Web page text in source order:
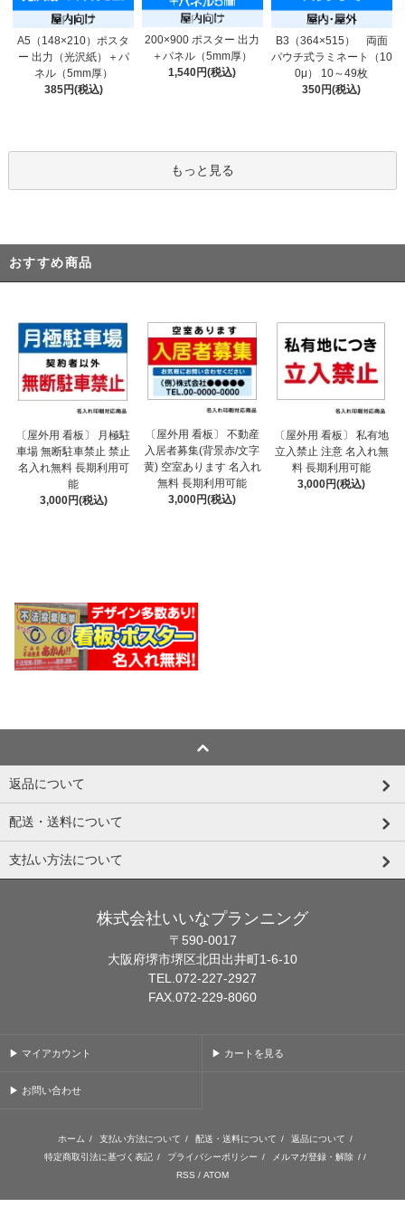
A5（148×210）ポスタ
ー 出力（光沢紙）＋パ
ネル（5mm厚）
385円(税込)
200×900 ポスター 出力
＋パネル（5mm厚）
1,540円(税込)
B3（364×515） 両面
パウチ式ラミネート（10
0μ） 10～49枚
350円(税込)
もっと見る
おすすめ商品
〔屋外用 看板〕 月極駐
車場 無断駐車禁止 禁止
名入れ無料 長期利用可
能
3,000円(税込)
〔屋外用 看板〕 不動産
入居者募集(背景赤/文字
黄) 空室あります 名入れ
無料 長期利用可能
3,000円(税込)
〔屋外用 看板〕 私有地
立入禁止 注意 名入れ無
料 長期利用可能
3,000円(税込)
返品について
配送・送料について
支払い方法について
株式会社いいなプランニング
〒590-0017
大阪府堺市堺区北田出井町1-6-10
TEL.072-227-2927
FAX.072-229-8060
▶ マイアカウント ▶ カートを見る
▶ お問い合わせ
ホーム / 支払い方法について / 配送・送料について / 返品について /
特定商取引法に基づく表記 / プライバシーポリシー / メルマガ登録・解除 / /
RSS / ATOM